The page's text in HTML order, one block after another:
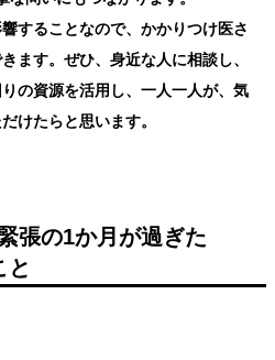
することなので、かかりつけ医さ
ます。ぜひ、身近な人に相談し、
の資源を活用し、一人一人が、気
けたらと思います。
張の1か月が過ぎた
と